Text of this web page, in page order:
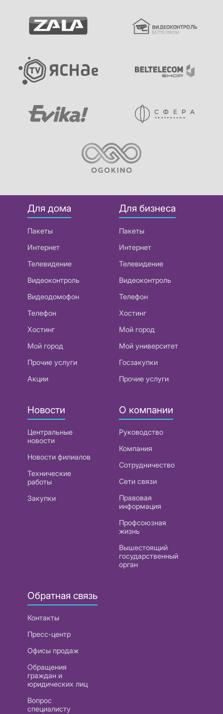
Для дома
Пакеты
Интернет
Телевидение
Видеоконтроль
Видеодомофон
Телефон
Хостинг
Мой город
Прочие услуги
Акции
Для бизнеса
Пакеты
Интернет
Телевидение
Видеоконтроль
Телефон
Хостинг
Мой город
Мой университет
Госзакупки
Прочие услуги
Новости
Центральные
новости
Новости филиалов
Технические
работы
Закупки
О компании
Руководство
Компания
Сотрудничество
Сети связи
Правовая
информация
Профсоюзная
жизнь
Вышестоящий
государственный
орган
Обратная связь
Контакты
Пресс-центр
Офисы продаж
Обращения
граждан и
юридических лиц
Вопрос
специалисту